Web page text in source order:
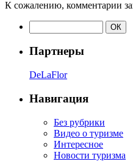
К сожалению, комментарии
Партнеры
DeLaFlor
Навигация
Без рубрики
Видео о туризме
Интересное
Новости туризма